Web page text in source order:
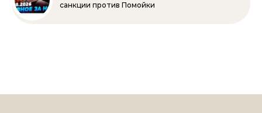
санкции против Помойки